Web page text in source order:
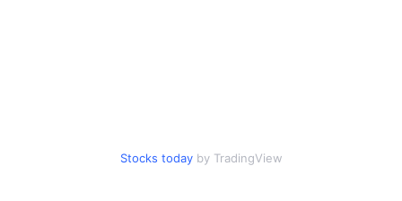
Stocks today by TradingView